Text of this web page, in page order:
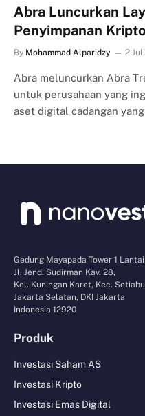
Abra Luncurkan
Penyimpanan Kripto
By Mohammad Alparidzy 2
Abra meluncurkan Abra
untuk perusahaan yang
aset digital cadangan
Gedung Mayapada Tower 1
Jl. Jend. Sudirman Kav. 28,
Kel. Kuningan Karet, Kec.
Jakarta Selatan, DKI Jakarta
Indonesia 12920
Produk
Investasi Saham AS
Investasi Kripto
Investasi Emas Digital